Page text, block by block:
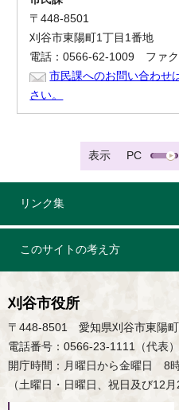
〒448-8501
刈谷市東陽町1丁目1番地
電話：0566-62-1009 ファ
市民課へのお問い合わせ
さい。
表示 PC
リンク集
このサイトの考え方
刈谷市役所
〒448-8501 愛知県刈谷市東陽
電話番号：0566-23-1111（代表）
開庁時間：月曜日から金曜日 8
（土曜日・日曜日、祝日及び12